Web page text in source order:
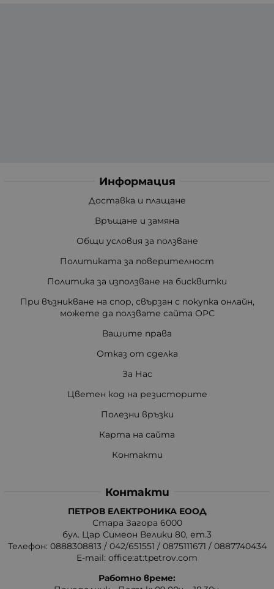
Информация
Доставка и плащане
Връщане и замяна
Общи условия за ползване
Политиката за поверителност
Политика за използване на бисквитки
При възникване на спор, свързан с покупка онлайн,
можете да ползвате сайта ОРС
Вашите права
Отказ от сделка
За Нас
Цветен код на резисторите
Полезни връзки
Карта на сайта
Контакти
Контакти
ПЕТРОВ ЕЛЕКТРОНИКА ЕООД
Стара Загора 6000
бул. Цар Симеон Велики 80, ет.3
Телефон: 0888308813 / 042/651551 / 0875111671 / 0887740434
E-mail: office:at:tpetrov.com
Работно време: